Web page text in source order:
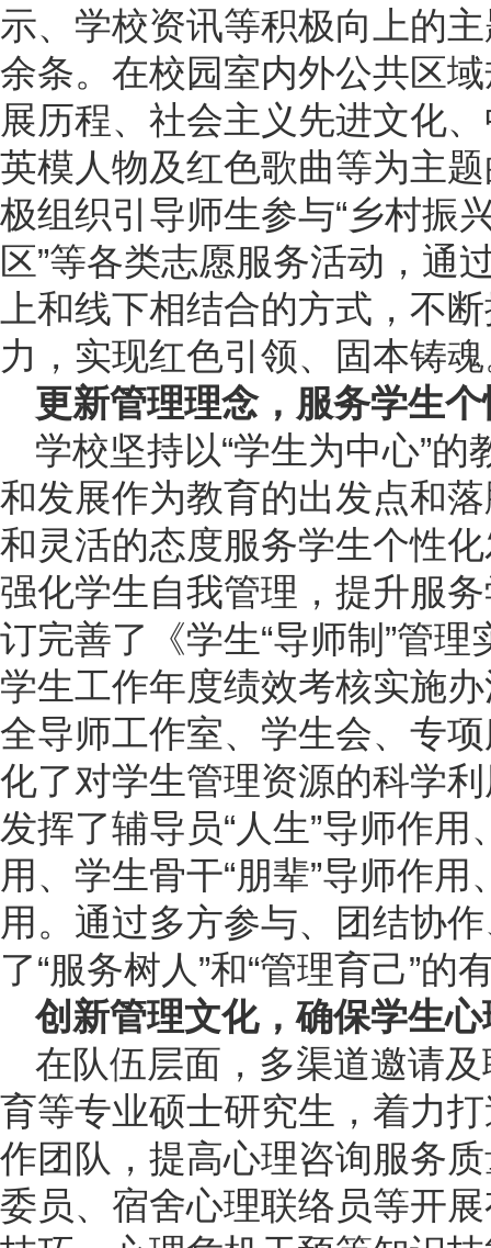
示、学校资讯等积极向上的
余条。在校园室内外公共区
展历程、社会主义先进文化
英模人物及红色歌曲等为主
极组织引导师生参与“乡村振
区”等各类志愿服务活动，通
上和线下相结合的方式，不
力，实现红色引领、固本铸
更新管理理念，服务学生
学校坚持以“学生为中心”
和发展作为教育的出发点和
和灵活的态度服务学生个性
强化学生自我管理，提升服
订完善了《学生“导师制”管
学生工作年度绩效考核实施
全导师工作室、学生会、专
化了对学生管理资源的科学
发挥了辅导员“人生”导师作用
用、学生骨干“朋辈”导师作用
用。通过多方参与、团结协
了“服务树人”和“管理育己”的
创新管理文化，确保学生
在队伍层面，多渠道邀请
育等专业硕士研究生，着力
作团队，提高心理咨询服务
委员、宿舍心理联络员等开